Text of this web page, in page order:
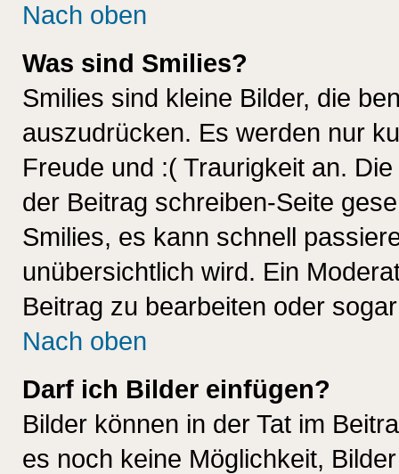
Nach oben
Was sind Smilies?
Smilies sind kleine Bilder, die
auszudrücken. Es werden nur
Freude und :( Traurigkeit an.
der Beitrag schreiben-Seite
Smilies, es kann schnell
unübersichtlich wird. Ein
Beitrag zu bearbeiten oder
Nach oben
Darf ich Bilder einfügen?
Bilder können in der Tat im
es noch keine Möglichkeit,